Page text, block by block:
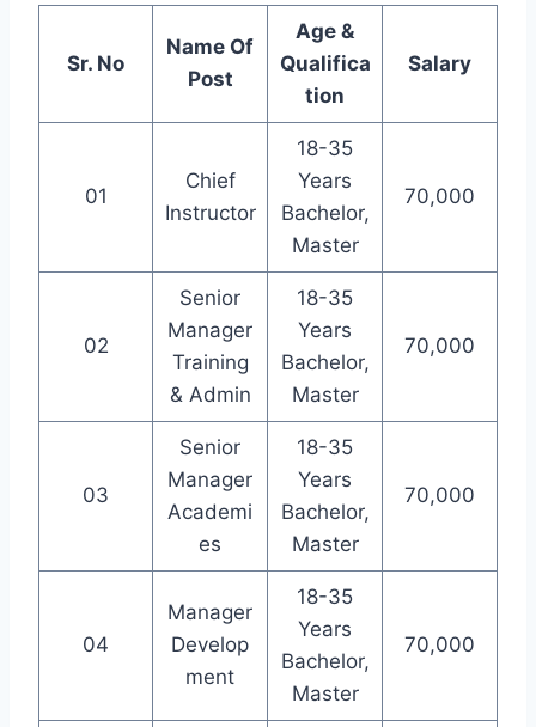
Sr. No
Name Of
Post
Age &
Qualifica
tion
Salary
01
Chief
Instructor
18-35
Years
Bachelor,
Master
70,000
02
Senior
Manager
Training
& Admin
18-35
Years
Bachelor,
Master
70,000
03
Senior
Manager
Academi
es
18-35
Years
Bachelor,
Master
70,000
04
Manager
Develop
ment
18-35
Years
Bachelor,
Master
70,000